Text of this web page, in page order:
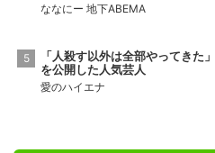
ななにー 地下ABEMA
「人殺す以外は全部やってきた
を公開した人気芸人
愛のハイエナ